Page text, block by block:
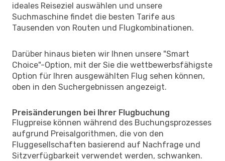
ideales Reiseziel auswählen und unsere
Suchmaschine findet die besten Tarife aus
Tausenden von Routen und Flugkombinationen.
Darüber hinaus bieten wir Ihnen unsere "Smart
Choice"-Option, mit der Sie die wettbewerbsfähigste
Option für Ihren ausgewählten Flug sehen können,
oben in den Suchergebnissen angezeigt.
Preisänderungen bei Ihrer Flugbuchung
Flugpreise können während des Buchungsprozesses
aufgrund Preisalgorithmen, die von den
Fluggesellschaften basierend auf Nachfrage und
Sitzverfügbarkeit verwendet werden, schwanken.